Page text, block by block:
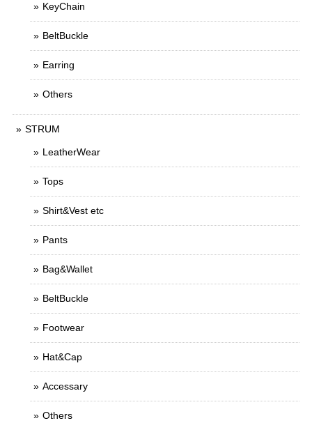
KeyChain
BeltBuckle
Earring
Others
STRUM
LeatherWear
Tops
Shirt&Vest etc
Pants
Bag&Wallet
BeltBuckle
Footwear
Hat&Cap
Accessary
Others